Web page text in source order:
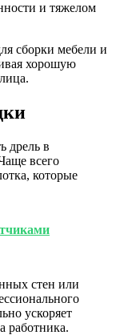
и тяжелом
сборки мебели и
хорошую
дрель в
всего
которые
стен или
ускоряет
работника.